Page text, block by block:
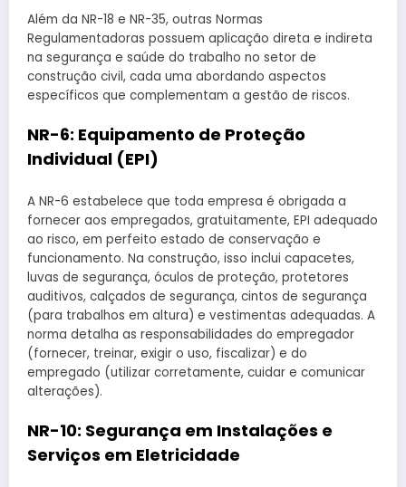
Além da NR-18 e NR-35, outras Normas
Regulamentadoras possuem aplicação direta e indireta
na segurança e saúde do trabalho no setor de
construção civil, cada uma abordando aspectos
específicos que complementam a gestão de riscos.
NR-6: Equipamento de Proteção
Individual (EPI)
A NR-6 estabelece que toda empresa é obrigada a
fornecer aos empregados, gratuitamente, EPI adequado
ao risco, em perfeito estado de conservação e
funcionamento. Na construção, isso inclui capacetes,
luvas de segurança, óculos de proteção, protetores
auditivos, calçados de segurança, cintos de segurança
(para trabalhos em altura) e vestimentas adequadas. A
norma detalha as responsabilidades do empregador
(fornecer, treinar, exigir o uso, fiscalizar) e do
empregado (utilizar corretamente, cuidar e comunicar
alterações).
NR-10: Segurança em Instalações e
Serviços em Eletricidade